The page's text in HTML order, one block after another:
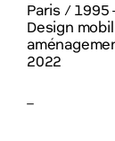
Paris / 1995
Design
2022
–